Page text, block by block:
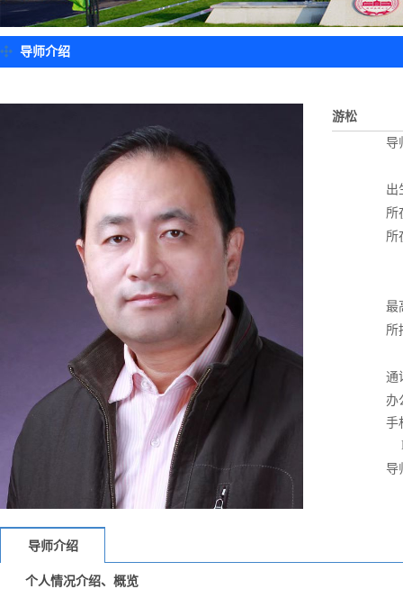
导师介绍
游松
导
出
所
所
最
所
通
办
手
导
导师介绍
个人情况介绍、概览